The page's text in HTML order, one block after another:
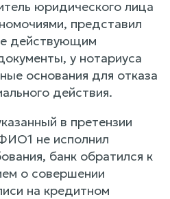
юридического лица
представил
действующим
у нотариуса
основания для отказа
действия.
в претензии
не исполнил
банк обратился к
о совершении
на кредитном